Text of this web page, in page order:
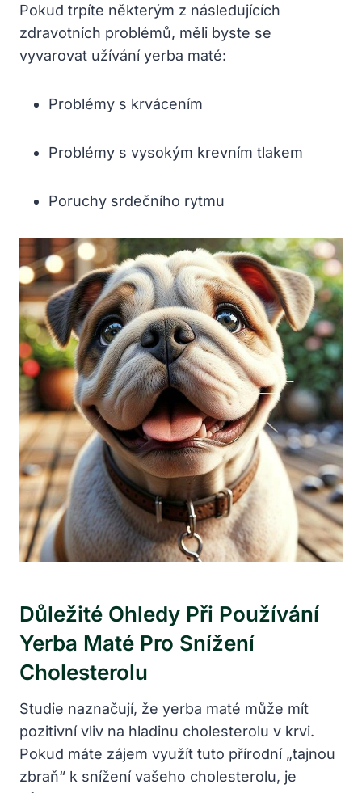
Pokud trpíte některým z následujících
zdravotních problémů, měli byste se
vyvarovat užívání yerba maté:
Problémy s krvácením
Problémy s vysokým krevním tlakem
Poruchy srdečního rytmu
Důležité Ohledy Při Používání
Yerba Maté Pro Snížení
Cholesterolu
Studie naznačují, že yerba maté může mít
pozitivní vliv na hladinu cholesterolu v krvi.
Pokud máte zájem využít tuto přírodní „tajnou
zbraň“ k snížení vašeho cholesterolu, je